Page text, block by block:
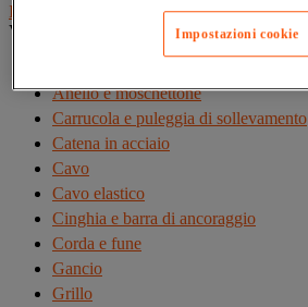
Imbracatura e accessori di sollevamento
Vedi tutte le categorie
Anello e moschettone
Carrucola e puleggia di sollevamento
Catena in acciaio
Cavo
Cavo elastico
Cinghia e barra di ancoraggio
Corda e fune
Gancio
Grillo
Impostazioni cookie